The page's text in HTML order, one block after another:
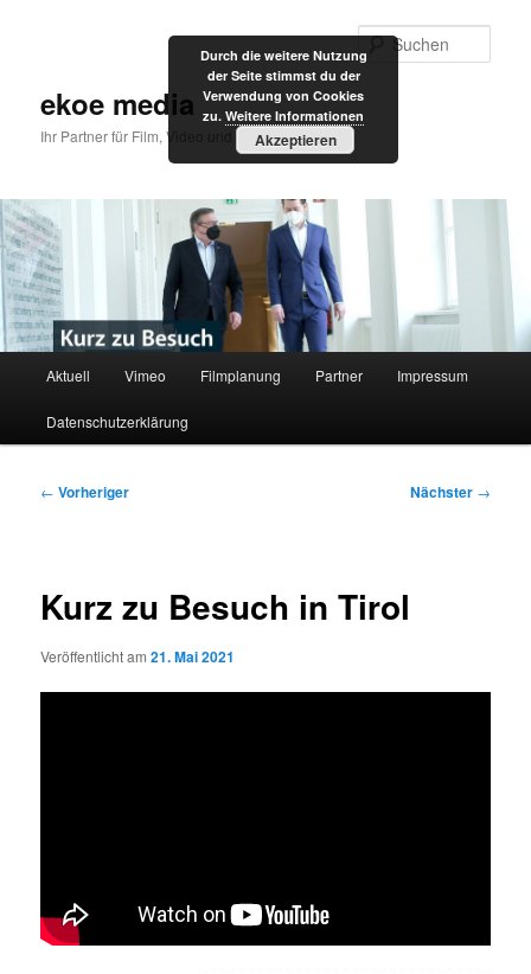
ekoe media
Ihr Partner für Film, Video und Internet
Aktuell Vimeo Filmplanung Partner Impressum
Datenschutzerklärung
Beitragsnavigation
← Vorheriger Nächster →
Kurz zu Besuch in Tirol
Veröffentlicht am21. Mai 2021
Durch die weitere Nutzung
der Seite stimmst du der
Verwendung von Cookies
zu. Weitere Informationen
Akzeptieren